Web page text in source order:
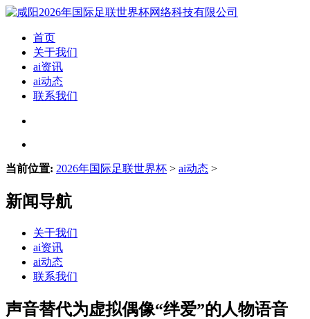
首页
关于我们
ai资讯
ai动态
联系我们
当前位置: 2026年国际足联世界杯 > ai动态 >
新闻导航
关于我们
ai资讯
ai动态
联系我们
声音替代为虚拟偶像“绊爱”的人物语音